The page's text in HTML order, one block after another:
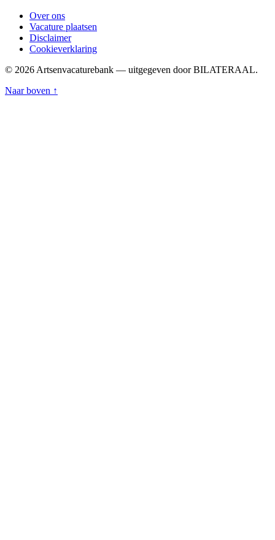
Over ons
Vacature plaatsen
Disclaimer
Cookieverklaring
© 2026 Artsenvacaturebank — uitgegeven door BILATERAAL.
Naar boven ↑